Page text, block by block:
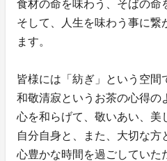
食材の命を味わう、そばの命
そして、人生を味わう事に繋
ます。
皆様には「紡ぎ」という空間
和敬清寂というお茶の心得の
心を和らげて、敬いあい、美
自分自身と、また、大切な方
心豊かな時間を過ごしていた